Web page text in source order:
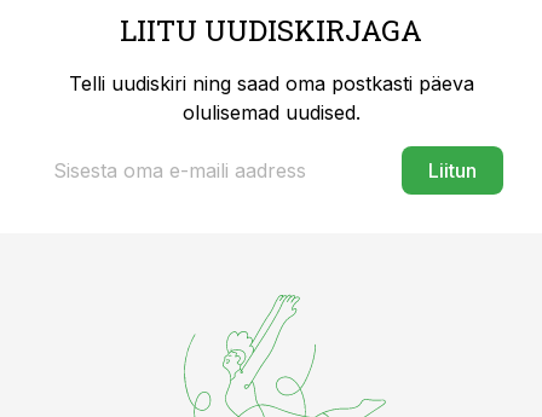
LIITU UUDISKIRJAGA
Telli uudiskiri ning saad oma postkasti päeva
olulisemad uudised.
Liitun